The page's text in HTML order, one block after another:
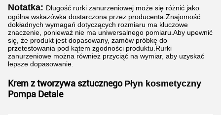
Notatka: Długość rurki zanurzeniowej może się różnić jako
ogólna wskazówka dostarczona przez producenta.Znajomość
dokładnych wymagań dotyczących rozmiaru ma kluczowe
znaczenie, ponieważ nie ma uniwersalnego pomiaru.Aby upewnić
się, że produkt jest dopasowany, zamów próbkę do
przetestowania pod kątem zgodności produktu.Rurki
zanurzeniowe można również przyciąć na wymiar, aby uzyskać
lepsze dopasowanie.
Krem z tworzywa sztucznego Płyn kosmetyczny
Pompa Detale